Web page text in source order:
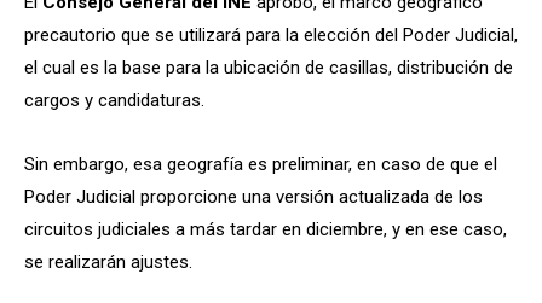
precautorio que se utilizará para la elección del Poder Judicial,
el cual es la base para la ubicación de casillas, distribución de
cargos y candidaturas.
Sin embargo, esa geografía es preliminar, en caso de que el
Poder Judicial proporcione una versión actualizada de los
circuitos judiciales a más tardar en diciembre, y en ese caso,
se realizarán ajustes.